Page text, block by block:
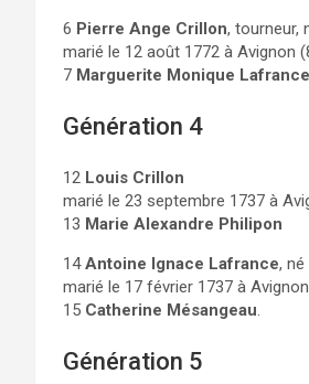
6 Pierre Ange Crillon, tourneur,
marié le 12 août 1772 à Avignon
7 Marguerite Monique Lafrance
Génération 4
12 Louis Crillon
marié le 23 septembre 1737 à
13 Marie Alexandre Philipon
14Antoine Ignace Lafrance,
marié le 17 février 1737 à
15 Catherine Mésangeau
Génération 5